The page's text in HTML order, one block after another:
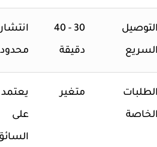
30 - 40
دقيقة
انتشار
محدود
متغير يعتمد
السائق